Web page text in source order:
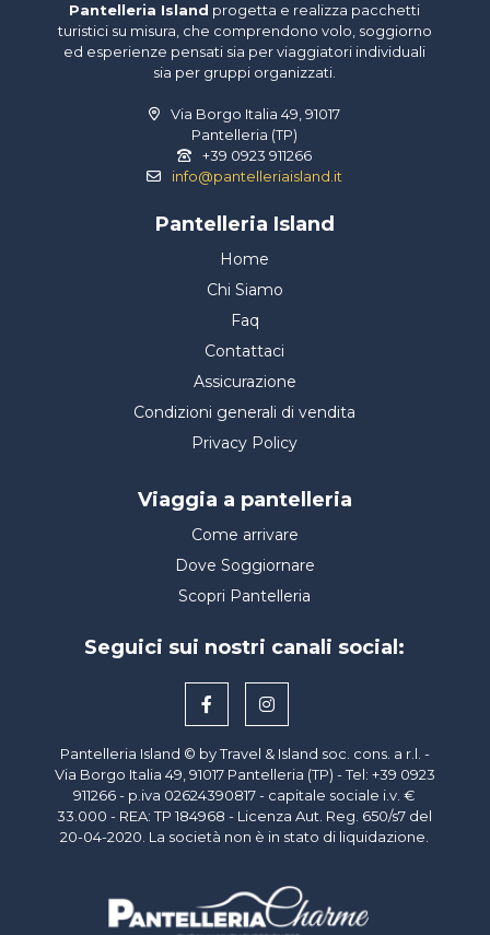
Pantelleria Island progetta e realizza pacchetti
turistici su misura, che comprendono volo, soggiorno
ed esperienze pensati sia per viaggiatori individuali
sia per gruppi organizzati.
Via Borgo Italia 49, 91017
Pantelleria (TP)
+39 0923 911266
info@pantelleriaisland.it
Pantelleria Island
Home
Chi Siamo
Faq
Contattaci
Assicurazione
Condizioni generali di vendita
Privacy Policy
Viaggia a pantelleria
Come arrivare
Dove Soggiornare
Scopri Pantelleria
Seguici sui nostri canali social:
Pantelleria Island © by Travel & Island soc. cons. a r.l. -
Via Borgo Italia 49, 91017 Pantelleria (TP) - Tel: +39 0923
911266 - p.iva 02624390817- capitale sociale i.v. €
33.000 - REA: TP 184968 - Licenza Aut. Reg. 650/s7 del
20-04-2020. La società non è in stato di liquidazione.